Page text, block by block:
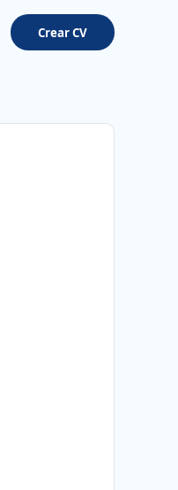
Crear CV